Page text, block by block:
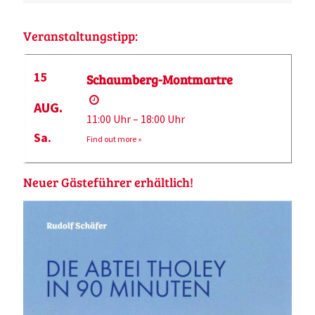
Veranstaltungstipp:
15
AUG.
Sa.
Schaumberg-Montmartre
11:00 Uhr – 18:00 Uhr
Find out more »
Neuer Gästeführer erhältlich!